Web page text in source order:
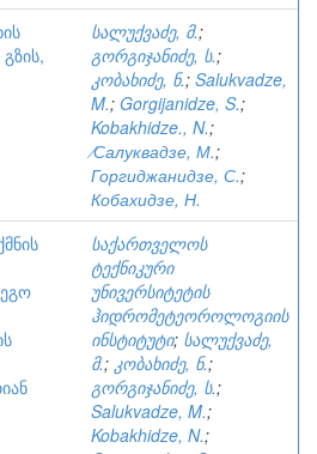
სალუქვაძე, მ.;
გორგიჯანიძე, ს.;
კობახიძე, ნ.; Salukvadze,
M.; Gorgijanidze, S.;
Kobakhidze., N.;
⁄Салуквадзе, М.;
Горгиджанидзе, С.;
Кобахидзе, Н.
საქართველოს
ტექნიკური
უნივერსიტეტის
ჰიდრომეტეოროლოგიის
ინსტიტუტი; სალუქვაძე,
მ.; კობახიძე, ნ.;
გორგიჯანიძე, ს.;
Salukvadze, M.;
Kobakhidze, N.;